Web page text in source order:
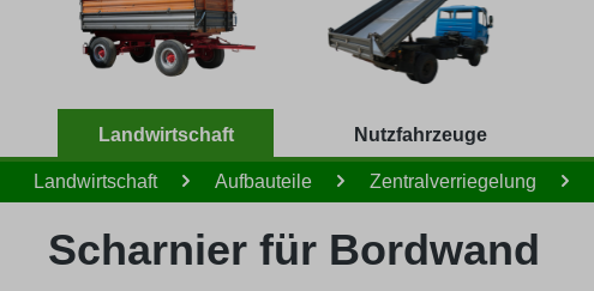
Landwirtschaft Nutzfahrzeuge
Landwirtschaft Aufbauteile Zentralverriegelung
Scharnier für Bordwand